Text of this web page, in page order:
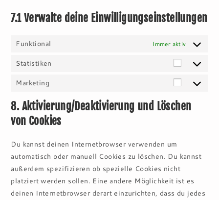
7.1 Verwalte deine Einwilligungseinstellungen
Funktional Immer aktiv
Statistiken
Marketing
Marketing
8. Aktivierung/Deaktivierung und Löschen
von Cookies
Du kannst deinen Internetbrowser verwenden um
automatisch oder manuell Cookies zu löschen. Du kannst
außerdem spezifizieren ob spezielle Cookies nicht
platziert werden sollen. Eine andere Möglichkeit ist es
deinen Internetbrowser derart einzurichten, dass du jedes